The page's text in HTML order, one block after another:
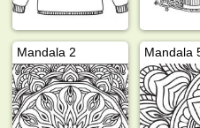
Mandala 2 Mandala